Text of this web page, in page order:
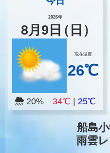
2026年
8月 9 日（日）
現在温度
26℃
20% 34℃ 25℃
船島
雨雲